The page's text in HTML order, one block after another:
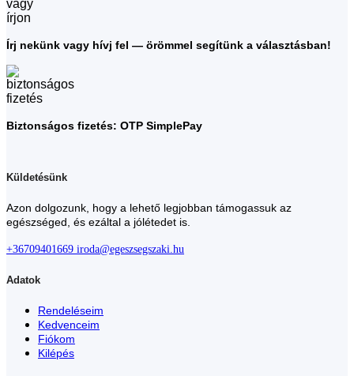
Írj nekünk vagy hívj fel — örömmel segítünk a választásban!
Biztonságos fizetés: OTP SimplePay
Küldetésünk
Azon dolgozunk, hogy a lehető legjobban támogassuk az
egészséged, és ezáltal a jólétedet is.
+36709401669 iroda@egeszsegszaki.hu
Adatok
Rendeléseim
Kedvenceim
Fiókom
Kilépés